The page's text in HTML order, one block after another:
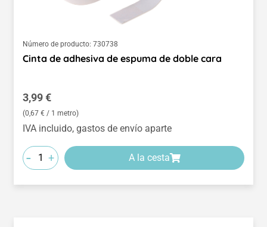
Número de producto: 730738
Cinta de adhesiva de espuma de doble cara
Precio normal:
3,99 €
(0,67 € / 1 metro)
IVA incluido, gastos de envío aparte
- + A la cesta